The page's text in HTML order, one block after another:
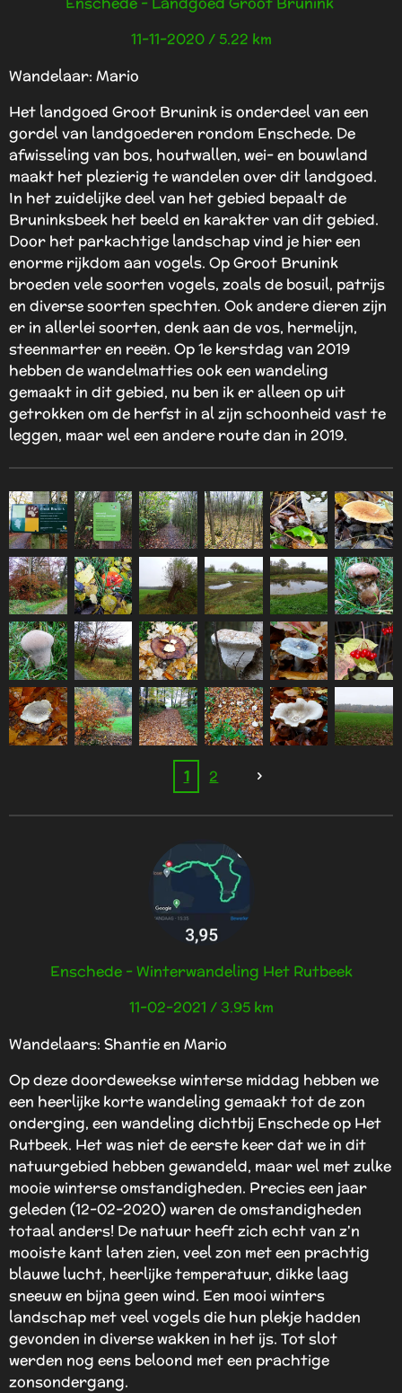
11-11-2020 / 5.22 km
Wandelaar: Mario
Het landgoed Groot Brunink is onderdeel van een
gordel van landgoederen rondom Enschede. De
afwisseling van bos, houtwallen, wei- en bouwland
maakt het plezierig te wandelen over dit landgoed.
In het zuidelijke deel van het gebied bepaalt de
Bruninksbeek het beeld en karakter van dit gebied.
Door het parkachtige landschap vind je hier een
enorme rijkdom aan vogels. Op Groot Brunink
broeden vele soorten vogels, zoals de bosuil, patrijs
en diverse soorten spechten. Ook andere dieren zijn
er in allerlei soorten, denk aan de vos, hermelijn,
steenmarter en reeën. Op 1e kerstdag van 2019
hebben de wandelmatties ook een wandeling
gemaakt in dit gebied, nu ben ik er alleen op uit
getrokken om de herfst in al zijn schoonheid vast te
leggen, maar wel een andere route dan in 2019.
1 2
Enschede - Winterwandeling Het Rutbeek
11-02-2021 / 3.95 km
Wandelaars: Shantie en Mario
Op deze doordeweekse winterse middag hebben we
een heerlijke korte wandeling gemaakt tot de zon
onderging, een wandeling dichtbij Enschede op Het
Rutbeek. Het was niet de eerste keer dat we in dit
natuurgebied hebben gewandeld, maar wel met zulke
mooie winterse omstandigheden. Precies een jaar
geleden (12-02-2020) waren de omstandigheden
totaal anders! De natuur heeft zich echt van z'n
mooiste kant laten zien, veel zon met een prachtig
blauwe lucht, heerlijke temperatuur, dikke laag
sneeuw en bijna geen wind. Een mooi winters
landschap met veel vogels die hun plekje hadden
gevonden in diverse wakken in het ijs. Tot slot
werden nog eens beloond met een prachtige
zonsondergang.